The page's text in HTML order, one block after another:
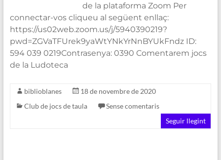
de la plataforma Zoom Per
connectar-vos cliqueu al següent enllaç:
https://us02web.zoom.us/j/5940390219?
pwd=ZGVaTFUrek9yaWtYNkYrNnBYUkFndz ID:
594 039 0219Contrasenya: 0390 Comentarem jocs
de la Ludoteca
biblioblanes
18 de novembre de 2020
Club de jocs de taula
Sense comentaris
Seguir llegint